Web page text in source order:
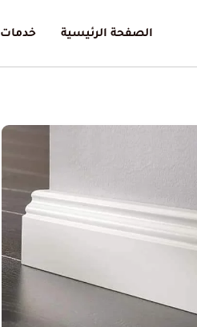
الصفحة الرئيسية خدمات